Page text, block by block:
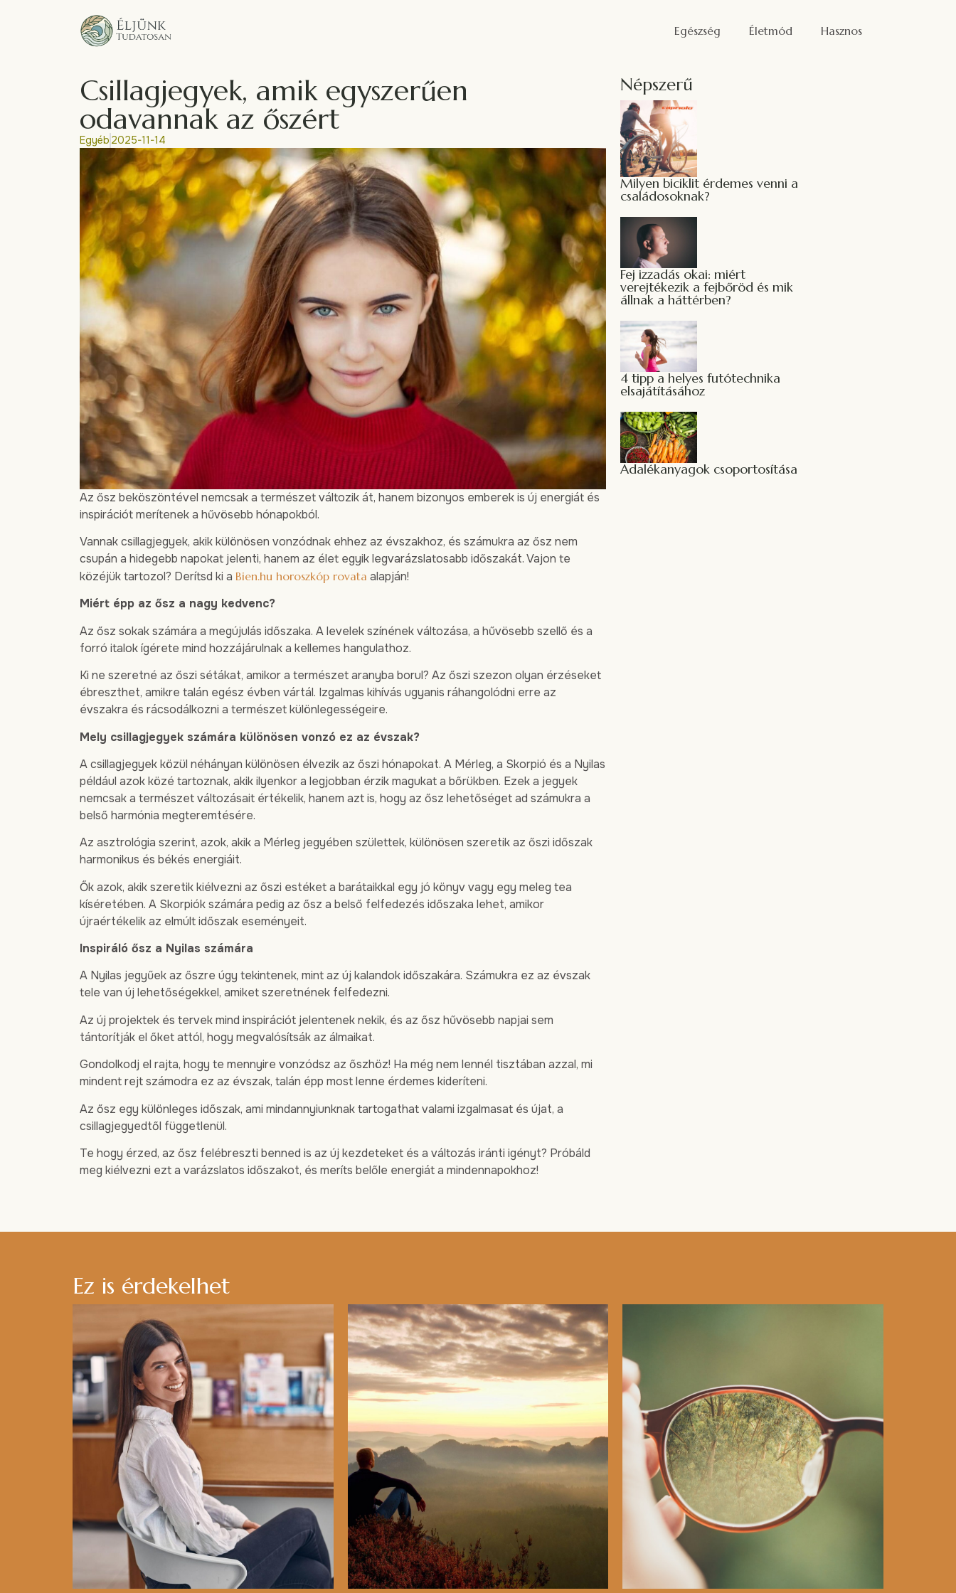
Egészség Életmód Hasznos
Csillagjegyek, amik egyszerűen
odavannak az őszért
Egyéb 2025-11-14
Az ősz beköszöntével nemcsak a természet változik át, hanem bizonyos emberek is új energiát és
inspirációt merítenek a hűvösebb hónapokból.
Vannak csillagjegyek, akik különösen vonzódnak ehhez az évszakhoz, és számukra az ősz nem
csupán a hidegebb napokat jelenti, hanem az élet egyik legvarázslatosabb időszakát. Vajon te
közéjük tartozol? Derítsd ki a Bien.hu horoszkóp rovata alapján!
Miért épp az ősz a nagy kedvenc?
Az ősz sokak számára a megújulás időszaka. A levelek színének változása, a hűvösebb szellő és a
forró italok ígérete mind hozzájárulnak a kellemes hangulathoz.
Ki ne szeretné az őszi sétákat, amikor a természet aranyba borul? Az őszi szezon olyan érzéseket
ébreszthet, amikre talán egész évben vártál. Izgalmas kihívás ugyanis ráhangolódni erre az
évszakra és rácsodálkozni a természet különlegességeire.
Mely csillagjegyek számára különösen vonzó ez az évszak?
A csillagjegyek közül néhányan különösen élvezik az őszi hónapokat. A Mérleg, a Skorpió és a Nyilas
például azok közé tartoznak, akik ilyenkor a legjobban érzik magukat a bőrükben. Ezek a jegyek
nemcsak a természet változásait értékelik, hanem azt is, hogy az ősz lehetőséget ad számukra a
belső harmónia megteremtésére.
Az asztrológia szerint, azok, akik a Mérleg jegyében születtek, különösen szeretik az őszi időszak
harmonikus és békés energiáit.
Ők azok, akik szeretik kiélvezni az őszi estéket a barátaikkal egy jó könyv vagy egy meleg tea
kíséretében. A Skorpiók számára pedig az ősz a belső felfedezés időszaka lehet, amikor
újraértékelik az elmúlt időszak eseményeit.
Inspiráló ősz a Nyilas számára
A Nyilas jegyűek az őszre úgy tekintenek, mint az új kalandok időszakára. Számukra ez az évszak
tele van új lehetőségekkel, amiket szeretnének felfedezni.
Az új projektek és tervek mind inspirációt jelentenek nekik, és az ősz hűvösebb napjai sem
tántorítják el őket attól, hogy megvalósítsák az álmaikat.
Gondolkodj el rajta, hogy te mennyire vonzódsz az őszhöz! Ha még nem lennél tisztában azzal, mi
mindent rejt számodra ez az évszak, talán épp most lenne érdemes kideríteni.
Az ősz egy különleges időszak, ami mindannyiunknak tartogathat valami izgalmasat és újat, a
csillagjegyedtől függetlenül.
Te hogy érzed, az ősz felébreszti benned is az új kezdeteket és a változás iránti igényt? Próbáld
meg kiélvezni ezt a varázslatos időszakot, és meríts belőle energiát a mindennapokhoz!
Népszerű
Milyen biciklit érdemes venni a
családosoknak?
Fej izzadás okai: miért
verejtékezik a fejbőröd és mik
állnak a háttérben?
4 tipp a helyes futótechnika
elsajátításához
Adalékanyagok csoportosítása
Ez is érdekelhet